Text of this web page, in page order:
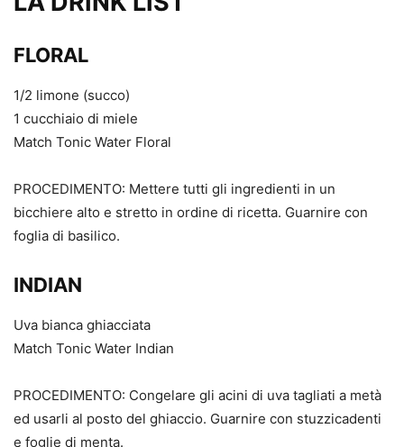
FLORAL
1/2 limone (succo)
1 cucchiaio di miele
Match Tonic Water Floral
PROCEDIMENTO: Mettere tutti gli ingredienti in un
bicchiere alto e stretto in ordine di ricetta. Guarnire con
foglia di basilico.
INDIAN
Uva bianca ghiacciata
Match Tonic Water Indian
PROCEDIMENTO: Congelare gli acini di uva tagliati a metà
ed usarli al posto del ghiaccio. Guarnire con stuzzicadenti
e foglie di menta.